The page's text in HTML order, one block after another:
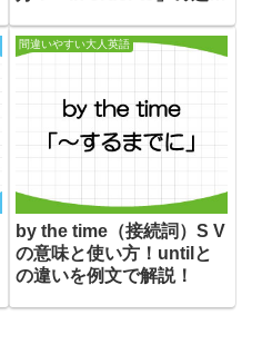
間違いやすい大人英語
by the time（接続詞）S V
の意味と使い方！untilと
の違いを例文で解説！